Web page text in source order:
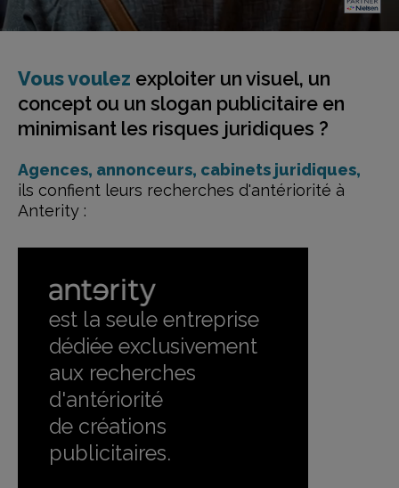
Vous voulez exploiter un visuel, un
concept ou un slogan publicitaire en
minimisant les risques juridiques ?
Agences, annonceurs, cabinets juridiques,
ils confient leurs recherches d'antériorité à
Anterity :
est la seule entreprise
dédiée exclusivement
aux recherches
d'antériorité
de créations
publicitaires.